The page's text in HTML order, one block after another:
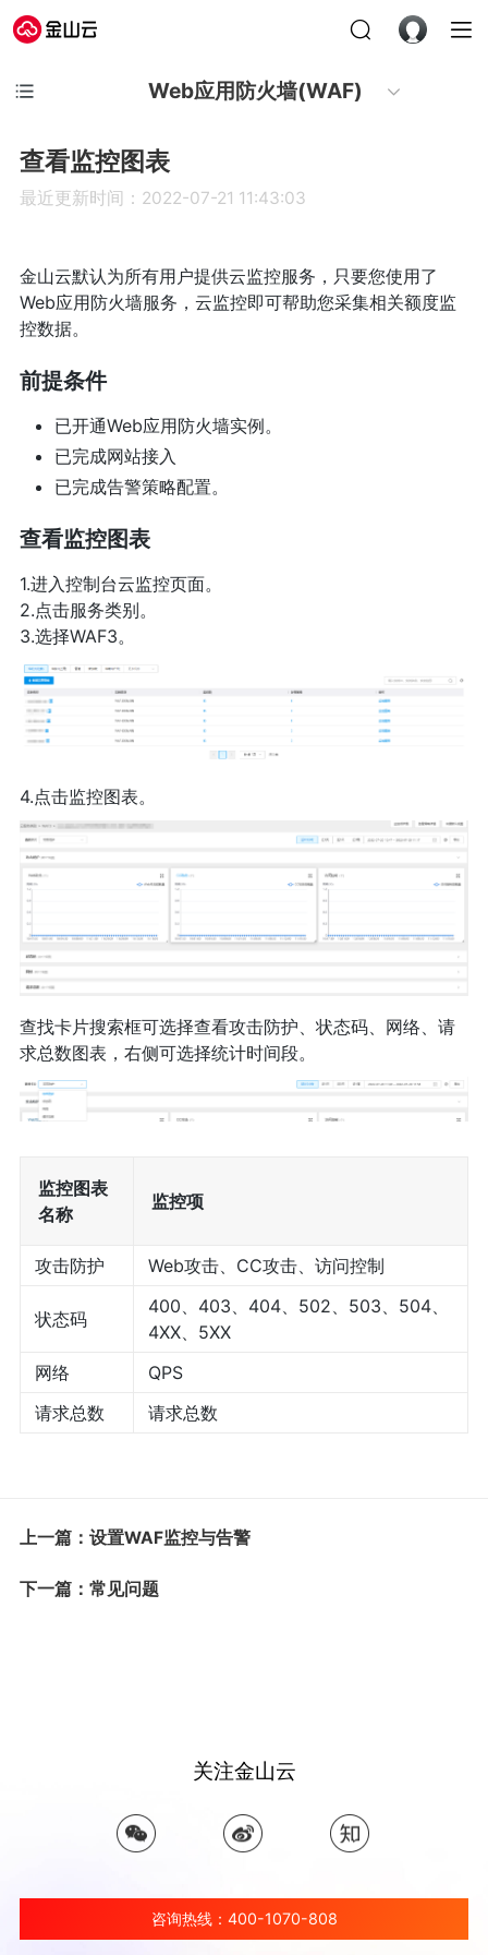
Web应用防火墙(WAF)
查看监控图表
最近更新时间：2022-07-21 11:43:03
金山云默认为所有用户提供云监控服务，只要您使用了
Web应用防火墙服务，云监控即可帮助您采集相关额度监
控数据。
前提条件
已开通Web应用防火墙实例。
已完成网站接入
已完成告警策略配置。
查看监控图表
1.进入控制台云监控页面。
2.点击服务类别。
3.选择WAF3。
4.点击监控图表。
查找卡片搜索框可选择查看攻击防护、状态码、网络、请
求总数图表，右侧可选择统计时间段。
监控图表
名称
监控项
攻击防护 Web攻击、CC攻击、访问控制
状态码
400、403、404、502、503、504、
4XX、5XX
网络
QPS
请求总数
请求总数
上一篇：设置WAF监控与告警
下一篇：常见问题
关注金山云
咨询热线：400-1070-808